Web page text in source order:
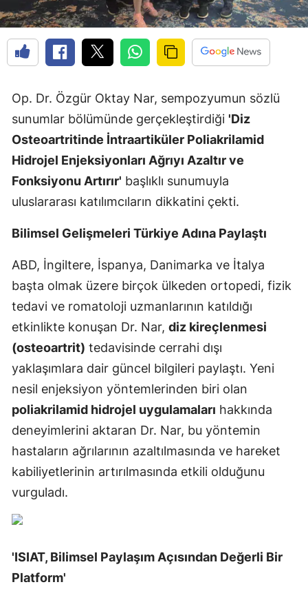
Op. Dr. Özgür Oktay Nar, sempozyumun sözlü
sunumlar bölümünde gerçekleştirdiği 'Diz
Osteoartritinde İntraartiküler Poliakrilamid
Hidrojel Enjeksiyonları Ağrıyı Azaltır ve
Fonksiyonu Artırır' başlıklı sunumuyla
uluslararası katılımcıların dikkatini çekti.
Bilimsel Gelişmeleri Türkiye Adına Paylaştı
ABD, İngiltere, İspanya, Danimarka ve İtalya
başta olmak üzere birçok ülkeden ortopedi, fizik
tedavi ve romatoloji uzmanlarının katıldığı
etkinlikte konuşan Dr. Nar, diz kireçlenmesi
(osteoartrit) tedavisinde cerrahi dışı
yaklaşımlara dair güncel bilgileri paylaştı. Yeni
nesil enjeksiyon yöntemlerinden biri olan
poliakrilamid hidrojel uygulamaları hakkında
deneyimlerini aktaran Dr. Nar, bu yöntemin
hastaların ağrılarının azaltılmasında ve hareket
kabiliyetlerinin artırılmasında etkili olduğunu
vurguladı.
'ISIAT, Bilimsel Paylaşım Açısından Değerli Bir
Platform'